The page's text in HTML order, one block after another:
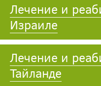
Лечение и
Израиле
Лечение и
Тайланде